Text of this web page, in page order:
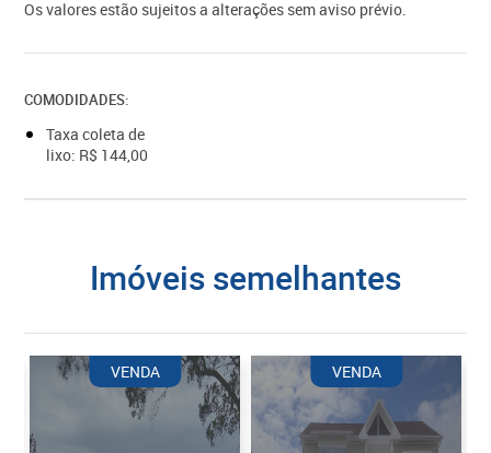
Os valores estão sujeitos a alterações sem aviso prévio.
COMODIDADES:
Taxa coleta de
lixo: R$ 144,00
imóveis semelhantes
VENDA VENDA